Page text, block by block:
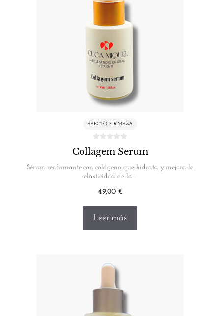
EFECTO FIRMEZA
Collagem Serum
Sérum reafirmante con colágeno que hidrata y mejora la
elasticidad de la…
49,00 €
Leer más